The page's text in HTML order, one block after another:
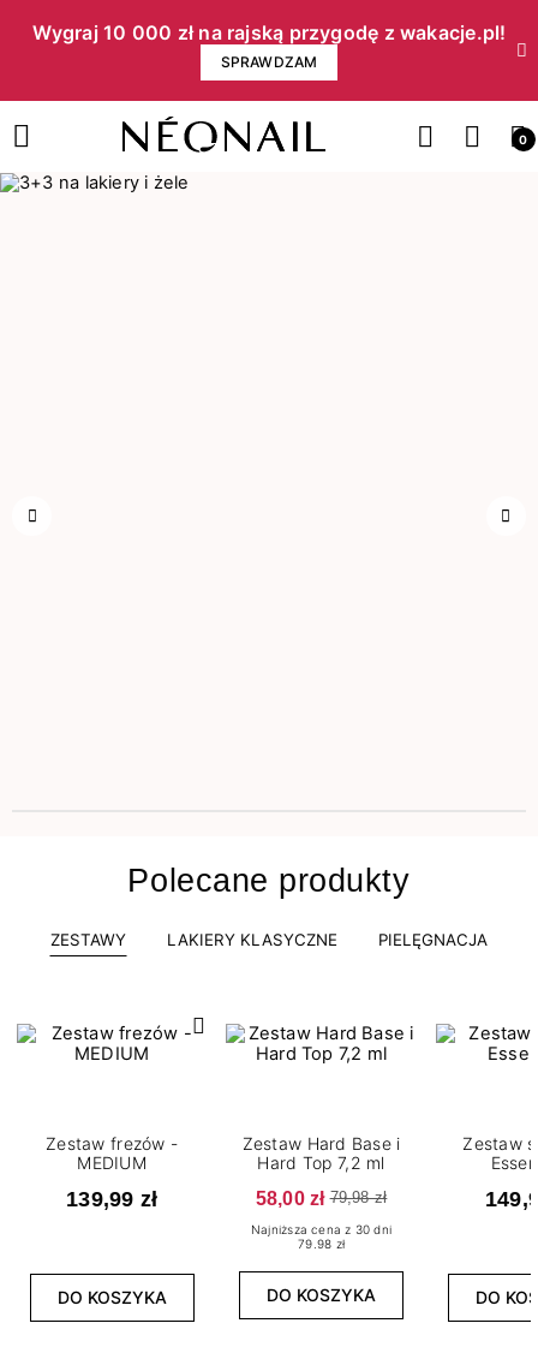
Wygraj 10 000 zł na rajską przygodę z wakacje.pl!​
SPRAWDZAM
0
Polecane produkty
ZESTAWY LAKIERY KLASYCZNE PIELĘGNACJA
Zestaw frezów -
MEDIUM
139,99 zł
DO KOSZYKA
Zestaw Hard Base i
Hard Top 7,2 ml
58,00 zł 79,98 zł
Najniższa cena z 30 dni
79.98 zł
DO KOSZYKA
Zestaw
DO